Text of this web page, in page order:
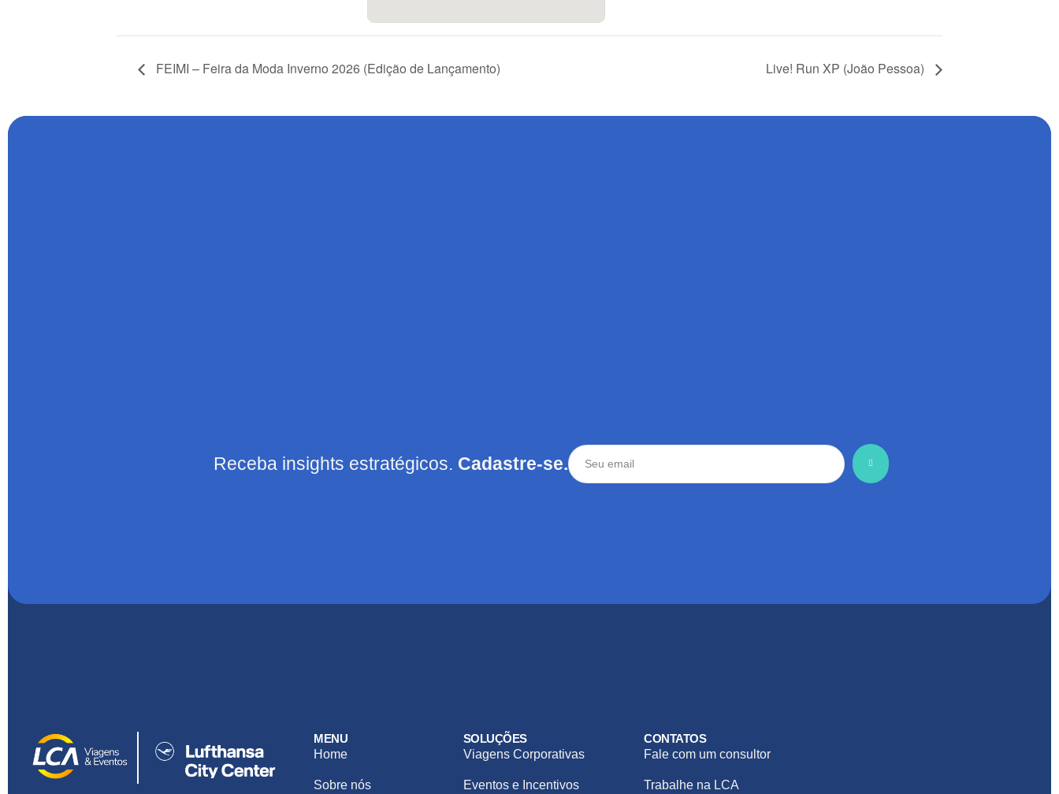
FEIMI – Feira da Moda Inverno 2026 (Edição de Lançamento) Live! Run XP (João Pessoa)
Receba insights estratégicos. Cadastre-se.
MENU
Home
Sobre nós
SOLUÇÕES
Viagens Corporativas
Eventos e Incentivos
CONTATOS
Fale com um consultor
Trabalhe na LCA